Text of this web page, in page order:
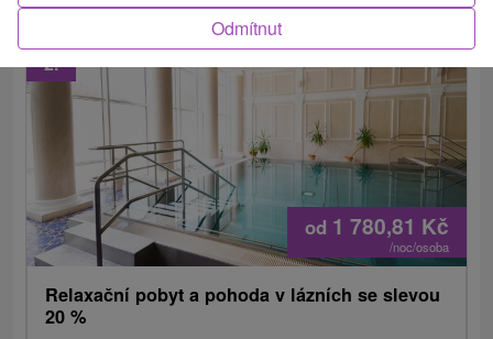
od 1 780,81 Kč
/noc/osoba
2.
Relaxační pobyt a pohoda v lázních se slevou
20 %
Odmítnut